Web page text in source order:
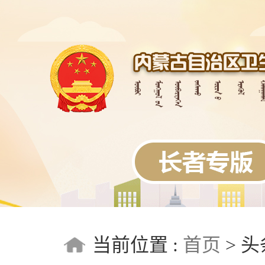
当前位置 : 首页 > 头